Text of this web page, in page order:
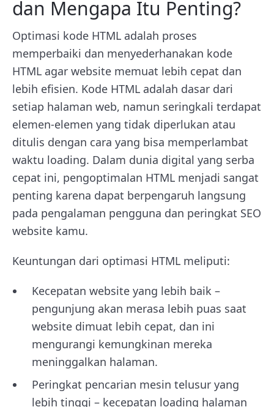
dan Mengapa Itu Penting?
Optimasi kode HTML adalah proses
memperbaiki dan menyederhanakan kode
HTML agar website memuat lebih cepat dan
lebih efisien. Kode HTML adalah dasar dari
setiap halaman web, namun seringkali terdapat
elemen-elemen yang tidak diperlukan atau
ditulis dengan cara yang bisa memperlambat
waktu loading. Dalam dunia digital yang serba
cepat ini, pengoptimalan HTML menjadi sangat
penting karena dapat berpengaruh langsung
pada pengalaman pengguna dan peringkat SEO
website kamu.
Keuntungan dari optimasi HTML meliputi:
Kecepatan website yang lebih baik –
pengunjung akan merasa lebih puas saat
website dimuat lebih cepat, dan ini
mengurangi kemungkinan mereka
meninggalkan halaman.
Peringkat pencarian mesin telusur yang
lebih tinggi – kecepatan loading halaman